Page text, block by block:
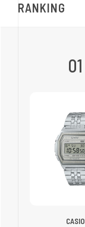
RANKING
01
CASIO